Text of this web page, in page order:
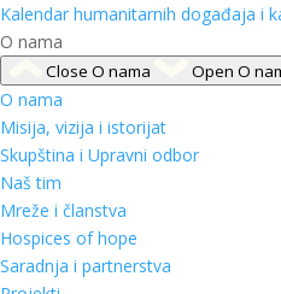
Kalendar humanitarnih događaja i
O nama
Close O nama Open O
O nama
Misija, vizija i istorijat
Skupština i Upravni odbor
Naš tim
Mreže i članstva
Hospices of hope
Saradnja i partnerstva